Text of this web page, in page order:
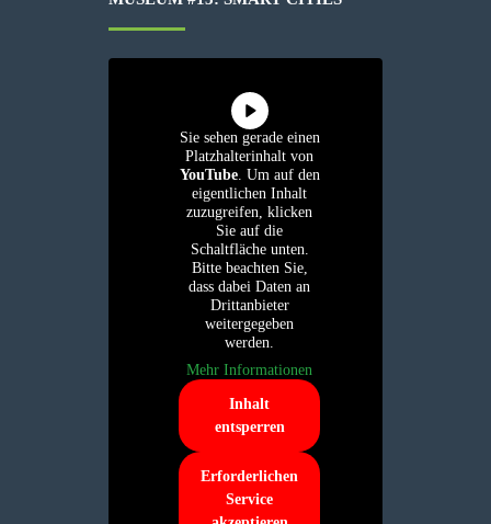
Sie sehen gerade einen
Platzhalterinhalt von
YouTube. Um auf den
eigentlichen Inhalt
zuzugreifen, klicken
Sie auf die
Schaltfläche unten.
Bitte beachten Sie,
dass dabei Daten an
Drittanbieter
weitergegeben
werden.
Mehr Informationen
Inhalt
entsperren
Erforderlichen
Service